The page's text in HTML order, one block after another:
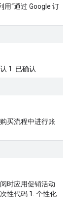
用“通过 Google 订
1. 已确认
买流程中进行账
时应用促销活动
性代码 1. 个性化